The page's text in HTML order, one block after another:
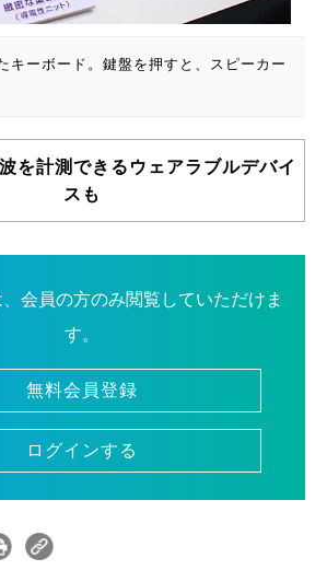
キーボード。鍵盤を押すと、スピーカー
を計測できるウェアラブルデバイ
スも
会員の方のみ閲覧していただけま
す。
無料会員登録
ログインする